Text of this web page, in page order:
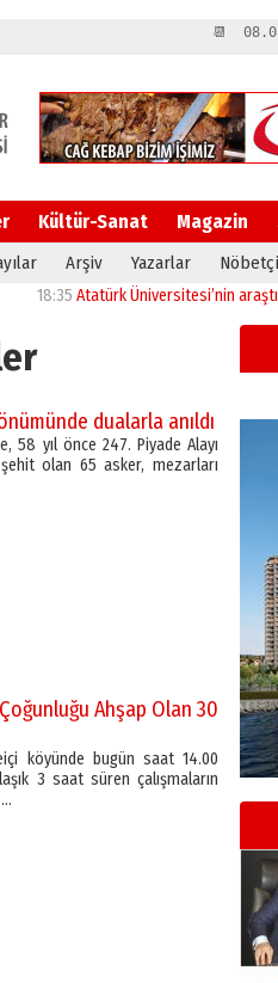
📆
Kültür-Sanat Magazin
Arşiv Yazarlar
Atatürk Üniversitesi’nin araştırma
dualarla anıldı
58 yıl önce 247. Piyade Alayı
şehit olan 65 asker, mezarları
Ahşap Olan 30
köyünde bugün saat 14.00
3 saat süren çalışmaların